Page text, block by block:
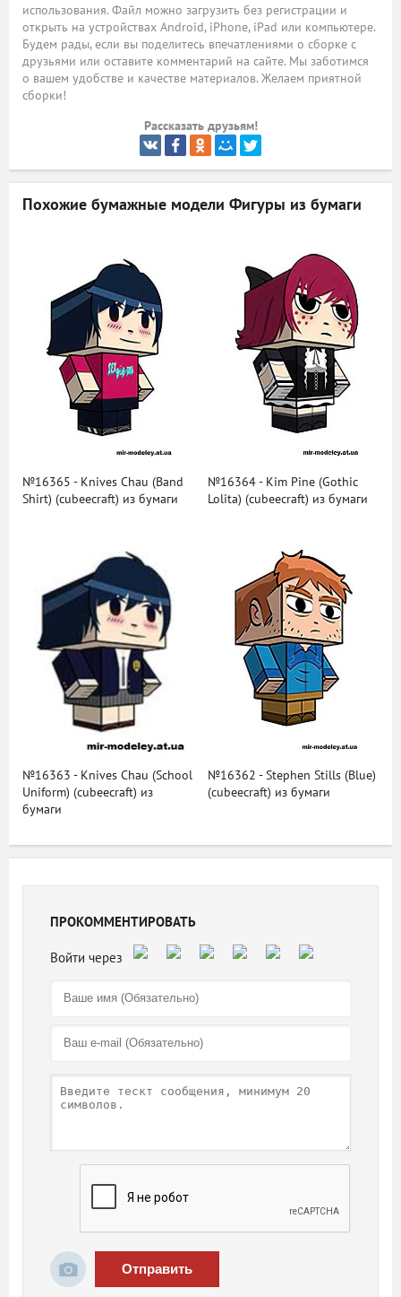
использования. Файл можно загрузить без регистрации и
открыть на устройствах Android, iPhone, iPad или компьютере.
Будем рады, если вы поделитесь впечатлениями о сборке с
друзьями или оставите комментарий на сайте. Мы заботимся
о вашем удобстве и качестве материалов. Желаем приятной
сборки!
Рассказать друзьям!
Похожие бумажные модели Фигуры из бумаги
№16365 - Knives Chau (Band
Shirt) (cubeecraft) из бумаги
№16364 - Kim Pine (Gothic
Lolita) (cubeecraft) из бумаги
№16363 - Knives Chau (School
Uniform) (cubeecraft) из
бумаги
№16362 - Stephen Stills (Blue)
(cubeecraft) из бумаги
ПРОКОММЕНТИРОВАТЬ
Отправить